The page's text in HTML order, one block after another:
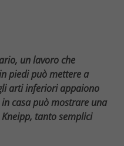
un lavoro che
piedi può mettere a
arti inferiori appaiono
casa può mostrare una
tanto semplici